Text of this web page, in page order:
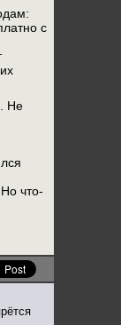
с
Не
что-